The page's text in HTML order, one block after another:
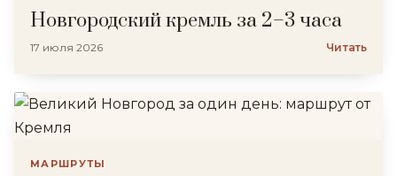
Новгородский кремль за 2–3 часа
17 июля 2026 Читать
МАРШРУТЫ